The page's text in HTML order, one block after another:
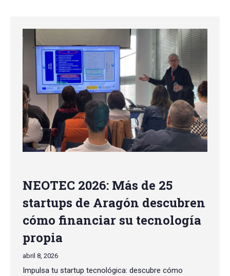
NEOTEC 2026: Más de 25
startups de Aragón descubren
cómo financiar su tecnología
propia
abril 8, 2026
Impulsa tu startup tecnológica: descubre cómo